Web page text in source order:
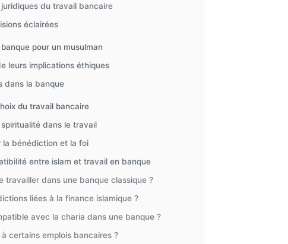
du travail bancaire
éclairées
pour un musulman
leurs implications éthiques
dans la banque
du travail bancaire
dans le travail
la bénédiction et la foi
entre islam et travail en banque
travailler dans une banque classique ?
liées à la finance islamique ?
avec la charia dans une banque ?
certains emplois bancaires ?